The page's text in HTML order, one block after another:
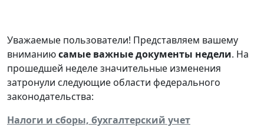
Уважаемые пользователи! Представляем вашему
вниманиюсамые важные документы недели. На
прошедшей неделе значительные изменения
затронули следующие области федерального
законодательства:
Налоги и сборы, бухгалтерский учет